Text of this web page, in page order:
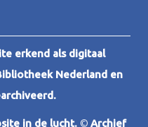
erkend als digitaal
Nederland en
in de lucht. © Archief